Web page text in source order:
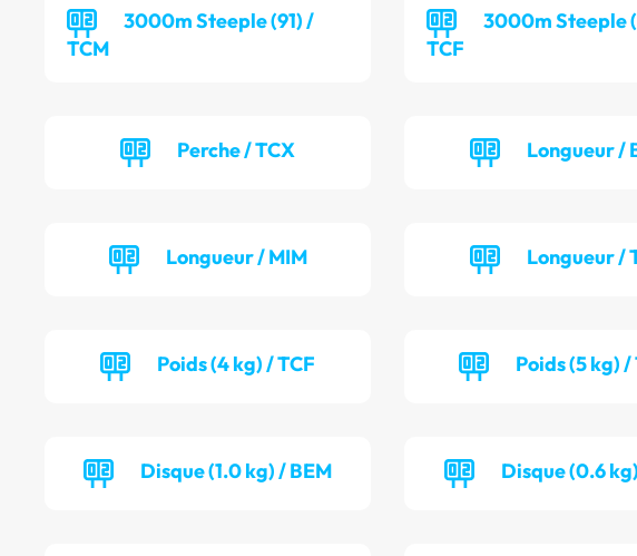
3000m Steeple (91) /
TCM
3000m Steeple
TCF
Perche / TCX Longueur /
Longueur / MIM Longueur /
Poids (4 kg) / TCF Poids (5 kg) /
Disque (1.0 kg) / BEM Disque (0.6